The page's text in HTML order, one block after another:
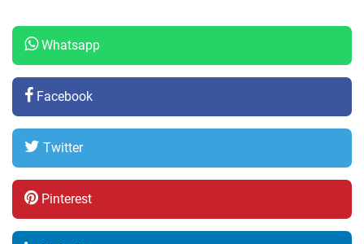
Whatsapp
Facebook
Twitter
Pinterest